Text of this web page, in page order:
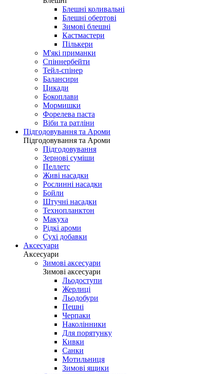
Блешні коливальні
Блешні обертові
Зимові блешні
Кастмастери
Пількери
М'які приманки
Спіннербейти
Тейл-спінер
Балансири
Цикади
Бокоплави
Мормишки
Форелева паста
Віби та ратліни
Підгодовування та Ароми
Підгодовування та Ароми
Підгодовування
Зернові суміши
Пеллетс
Живі насадки
Рослинні насадки
Бойли
Штучні насадки
Технопланктон
Макуха
Рідкі ароми
Сухі добавки
Аксесуари
Аксесуари
Зимові аксесуари
Зимові аксесуари
Льодоступи
Жерлиці
Льодобури
Пешні
Черпаки
Наколінники
Для порятунку
Кивки
Санки
Мотильниця
Зимові ящики